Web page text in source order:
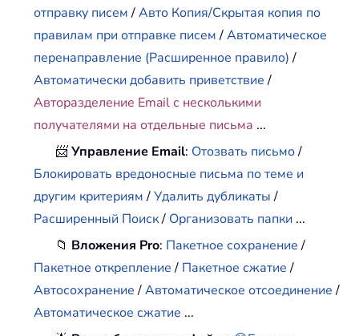
отправку писем/Авто Копия/Скрытая копия по
правилам при отправке писем/Автоматическое
перенаправление (Расширенное правило)/
Автоматически добавить приветствие/
Авторазделение Email с несколькими
получателями на отдельные письма ...
📨Управление Email: Отозвать письмо/
Блокировать вредоносные письма по теме и
другим критериям/Удалить дубликаты/
Расширенный Поиск/ Организовать папки ...
📁 Вложения Pro: Пакетное сохранение/
Пакетное открепление/ Пакетное сжатие/
Автосохранение/Автоматическое отсоединение/
Автоматическое сжатие ...